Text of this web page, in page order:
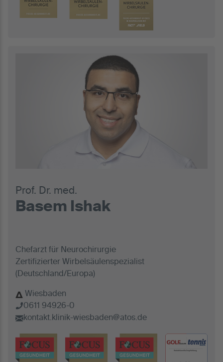
Prof. Dr. med.
Basem Ishak
Chefarzt für Neurochirurgie
Zertifizierter Wirbelsäulenspezialist
(Deutschland/Europa)
Wiesbaden
0611 94926-0
kontakt.klinik-wiesbaden@atos.de